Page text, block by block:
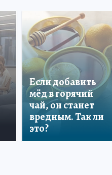
Если добавить
мёд в горячий
чай, он станет
вредным. Так ли
это?